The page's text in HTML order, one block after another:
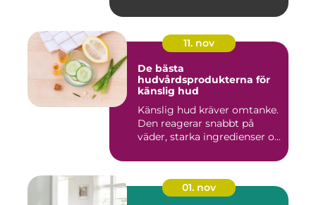
11. nov
De bästa
hudvårdsprodukterna för
känslig hud
Känslig hud kräver omtanke.
Den reagerar snabbt på
väder, starka ingredienser o...
01. nov